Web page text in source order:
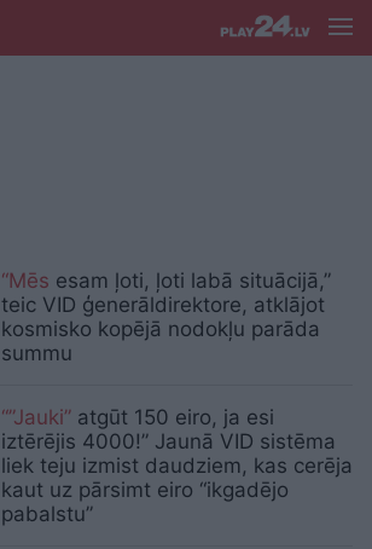
“Mēs esam ļoti, ļoti labā situācijā,”
teic VID ģenerāldirektore, atklājot
kosmisko kopējā nodokļu parāda
summu
“”Jauki” atgūt 150 eiro, ja esi
iztērējis 4000!” Jaunā VID sistēma
liek teju izmist daudziem, kas cerēja
kaut uz pārsimt eiro “ikgadējo
pabalstu”